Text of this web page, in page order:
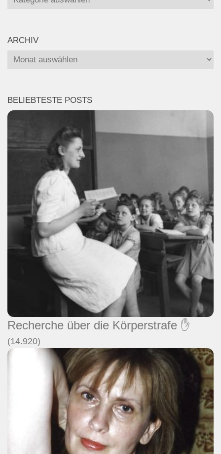
ARCHIV
Archiv
BELIEBTESTE POSTS
Recherche über die Körperstrafe ✋
(14.920)